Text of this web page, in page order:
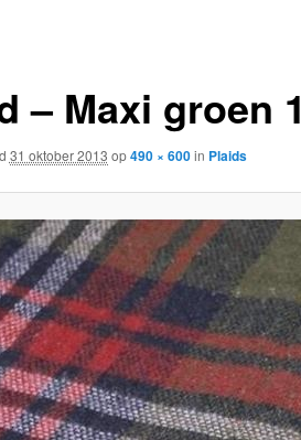
– Maxi groen 1
31 oktober 2013 op490 × 600in Plaids